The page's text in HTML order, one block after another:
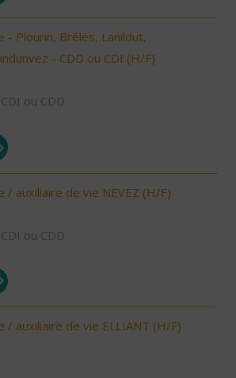
- Plourin, Brélès, Lanildut,
- CDD ou CDI (H/F)
ou CDD
/ auxiliaire de vie NEVEZ (H/F)
ou CDD
/ auxiliaire de vie ELLIANT (H/F)